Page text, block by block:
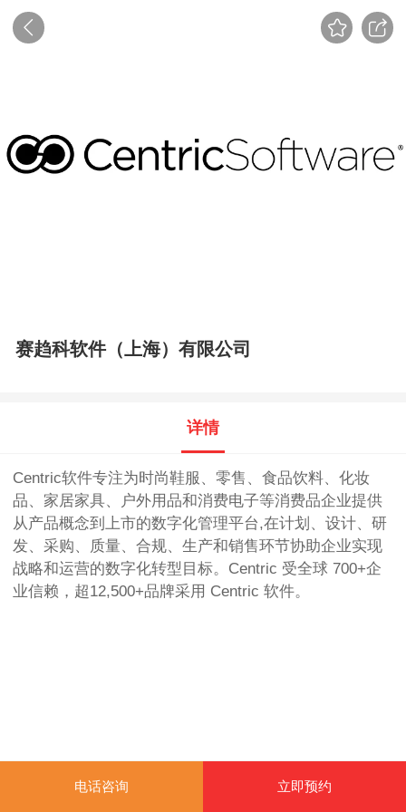
赛趋科软件（上海）有限公司
详情
Centric软件专注为时尚鞋服、零售、食品饮料、化妆
品、家居家具、户外用品和消费电子等消费品企业提供
从产品概念到上市的数字化管理平台,在计划、设计、研
发、采购、质量、合规、生产和销售环节协助企业实现
战略和运营的数字化转型目标。Centric 受全球 700+企
业信赖，超12,500+品牌采用 Centric 软件。
电话咨询 立即预约